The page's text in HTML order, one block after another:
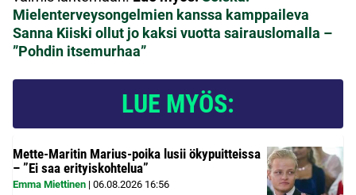
Mielenterveysongelmien kanssa kamppaileva
Sanna Kiiski ollut jo kaksi vuotta sairauslomalla –
”Pohdin itsemurhaa”
LUE MYÖS:
Mette-Maritin Marius-poika lusii ökypuitteissa
– ”Ei saa erityiskohtelua”
Emma Miettinen | 06.08.2026 16:56